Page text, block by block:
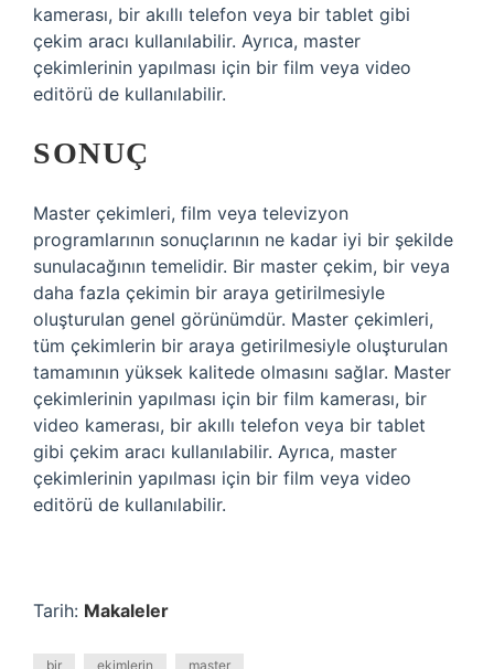
kamerası, bir akıllı telefon veya bir tablet gibi
çekim aracı kullanılabilir. Ayrıca, master
çekimlerinin yapılması için bir film veya video
editörü de kullanılabilir.
SONUÇ
Master çekimleri, film veya televizyon
programlarının sonuçlarının ne kadar iyi bir şekilde
sunulacağının temelidir. Bir master çekim, bir veya
daha fazla çekimin bir araya getirilmesiyle
oluşturulan genel görünümdür. Master çekimleri,
tüm çekimlerin bir araya getirilmesiyle oluşturulan
tamamının yüksek kalitede olmasını sağlar. Master
çekimlerinin yapılması için bir film kamerası, bir
video kamerası, bir akıllı telefon veya bir tablet
gibi çekim aracı kullanılabilir. Ayrıca, master
çekimlerinin yapılması için bir film veya video
editörü de kullanılabilir.
Tarih: Makaleler
bir ekimlerin master